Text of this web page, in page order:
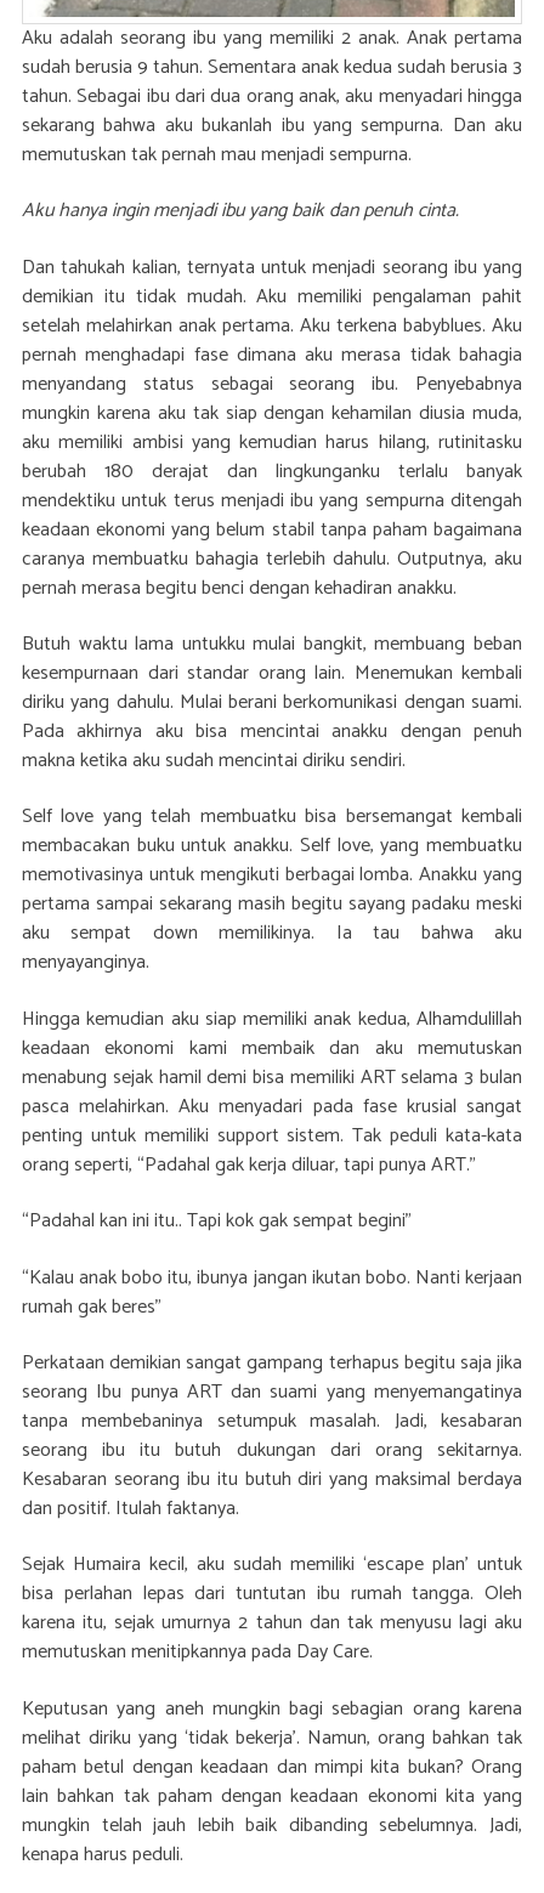
Aku adalah seorang ibu yang memiliki 2 anak. Anak pertama
sudah berusia 9 tahun. Sementara anak kedua sudah berusia 3
tahun. Sebagai ibu dari dua orang anak, aku menyadari hingga
sekarang bahwa aku bukanlah ibu yang sempurna. Dan aku
memutuskan tak pernah mau menjadi sempurna.
Aku hanya ingin menjadi ibu yang baik dan penuh cinta.
Dan tahukah kalian, ternyata untuk menjadi seorang ibu yang
demikian itu tidak mudah. Aku memiliki pengalaman pahit
setelah melahirkan anak pertama. Aku terkena babyblues. Aku
pernah menghadapi fase dimana aku merasa tidak bahagia
menyandang status sebagai seorang ibu. Penyebabnya
mungkin karena aku tak siap dengan kehamilan diusia muda,
aku memiliki ambisi yang kemudian harus hilang, rutinitasku
berubah 180 derajat dan lingkunganku terlalu banyak
mendektiku untuk terus menjadi ibu yang sempurna ditengah
keadaan ekonomi yang belum stabil tanpa paham bagaimana
caranya membuatku bahagia terlebih dahulu. Outputnya, aku
pernah merasa begitu benci dengan kehadiran anakku.
Butuh waktu lama untukku mulai bangkit, membuang beban
kesempurnaan dari standar orang lain. Menemukan kembali
diriku yang dahulu. Mulai berani berkomunikasi dengan suami.
Pada akhirnya aku bisa mencintai anakku dengan penuh
makna ketika aku sudah mencintai diriku sendiri.
Self love yang telah membuatku bisa bersemangat kembali
membacakan buku untuk anakku. Self love, yang membuatku
memotivasinya untuk mengikuti berbagai lomba. Anakku yang
pertama sampai sekarang masih begitu sayang padaku meski
aku sempat down memilikinya. Ia tau bahwa aku
menyayanginya.
Hingga kemudian aku siap memiliki anak kedua, Alhamdulillah
keadaan ekonomi kami membaik dan aku memutuskan
menabung sejak hamil demi bisa memiliki ART selama 3 bulan
pasca melahirkan. Aku menyadari pada fase krusial sangat
penting untuk memiliki support sistem. Tak peduli kata-kata
orang seperti, “Padahal gak kerja diluar, tapi punya ART.”
“Padahal kan ini itu.. Tapi kok gak sempat begini”
“Kalau anak bobo itu, ibunya jangan ikutan bobo. Nanti kerjaan
rumah gak beres”
Perkataan demikian sangat gampang terhapus begitu saja jika
seorang Ibu punya ART dan suami yang menyemangatinya
tanpa membebaninya setumpuk masalah. Jadi, kesabaran
seorang ibu itu butuh dukungan dari orang sekitarnya.
Kesabaran seorang ibu itu butuh diri yang maksimal berdaya
dan positif. Itulah faktanya.
Sejak Humaira kecil, aku sudah memiliki ‘escape plan’ untuk
bisa perlahan lepas dari tuntutan ibu rumah tangga. Oleh
karena itu, sejak umurnya 2 tahun dan tak menyusu lagi aku
memutuskan menitipkannya pada Day Care.
Keputusan yang aneh mungkin bagi sebagian orang karena
melihat diriku yang ‘tidak bekerja’. Namun, orang bahkan tak
paham betul dengan keadaan dan mimpi kita bukan? Orang
lain bahkan tak paham dengan keadaan ekonomi kita yang
mungkin telah jauh lebih baik dibanding sebelumnya. Jadi,
kenapa harus peduli.